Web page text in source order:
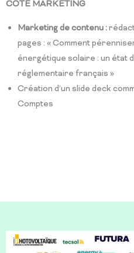
CÔTÉ MARKETING
Marketing de contenu :
pages : « Comment
énergétique solaire : un état
réglementaire français »
Création d’un slide deck
Comptes